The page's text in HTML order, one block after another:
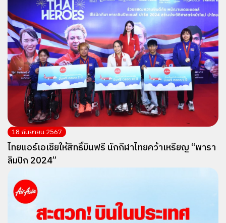
18 กันยายน 2567
ไทยแอร์เอเชียให้สิทธิ์บินฟรี นักกีฬาไทยคว้าเหรียญ “พารา
ลิมปิก 2024”